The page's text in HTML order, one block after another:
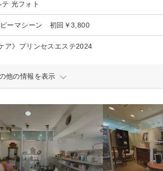
光フォト
ピーマシーン 初回￥3,800
ア》プリンセスエステ2024
他の情報を表示